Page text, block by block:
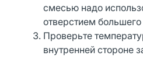
смесью надо
отверстием
Проверьте
внутренней стороне